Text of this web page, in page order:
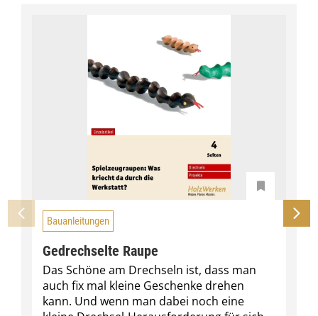
Bauanleitungen
Gedrechselte Raupe
Das Schöne am Drechseln ist, dass man
auch fix mal kleine Geschenke drehen
kann. Und wenn man dabei noch eine